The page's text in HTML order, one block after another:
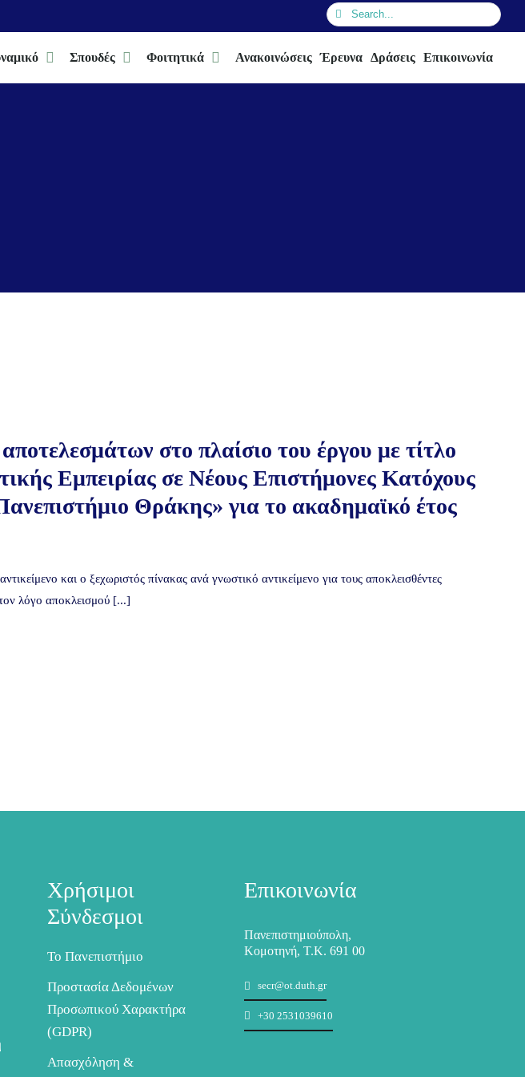
Search
Σπουδές Φοιτητικά Ανακοινώσεις Έρευνα Δράσεις Επικοινωνία
στο πλαίσιο του έργου με τίτλο
Εμπειρίας σε Νέους Επιστήμονες Κατόχους
Θράκης» για το ακαδημαϊκό έτος
και ο ξεχωριστός πίνακας ανά γνωστικό αντικείμενο για τους αποκλεισθέντες
λόγο αποκλεισμού [...]
Χρήσιμοι
Σύνδεσμοι
Το Πανεπιστήμιο
Προστασία Δεδομένων
Προσωπικού Χαρακτήρα
(GDPR)
Απασχόληση &
Επικοινωνία
Πανεπιστημιούπολη,
Κομοτηνή, Τ.Κ. 691 00
secr@ot.duth.gr
+30 2531039610